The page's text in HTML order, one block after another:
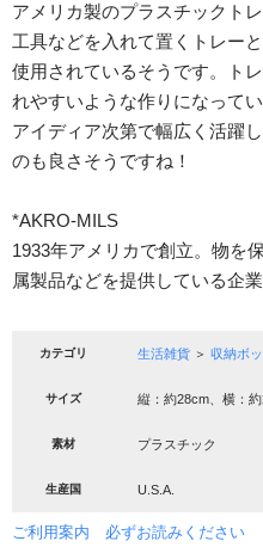
アメリカ製のプラスチックト
工具などを入れて置くトレー
使用されているそうです。ト
れやすいような作りになって
アイディア次第で幅広く活躍
のも良さそうですね！
*AKRO-MILS
1933年アメリカで創立。物を
属製品などを提供している企業
カテゴリ 生活雑貨 ＞ 収納ボ
サイズ 縦：約28cm、横：
素材 プラスチック
生産国 U.S.A.
ご利用案内 必ずお読みください